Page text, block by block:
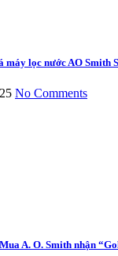
máy lọc nước AO Smith
No Comments
A. O. Smith nhận